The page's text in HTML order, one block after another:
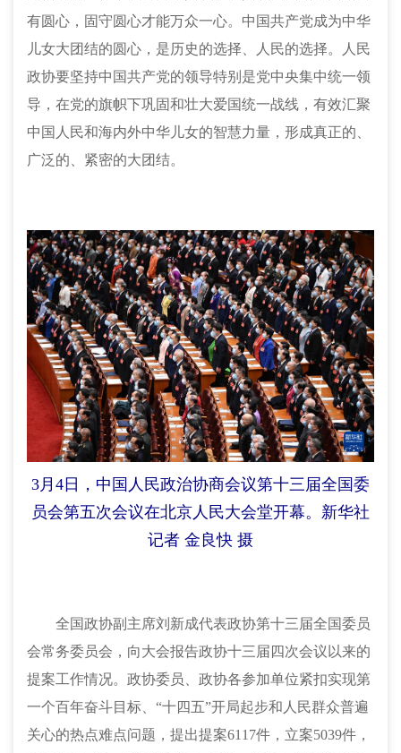
有圆心，固守圆心才能万众一心。中国共产党成为中华
儿女大团结的圆心，是历史的选择、人民的选择。人民
政协要坚持中国共产党的领导特别是党中央集中统一领
导，在党的旗帜下巩固和壮大爱国统一战线，有效汇聚
中国人民和海内外中华儿女的智慧力量，形成真正的、
广泛的、紧密的大团结。
3月4日，中国人民政治协商会议第十三届全国委
员会第五次会议在北京人民大会堂开幕。新华社
记者 金良快 摄
全国政协副主席刘新成代表政协第十三届全国委员
会常务委员会，向大会报告政协十三届四次会议以来的
提案工作情况。政协委员、政协各参加单位紧扣实现第
一个百年奋斗目标、“十四五”开局起步和人民群众普遍
关心的热点难点问题，提出提案6117件，立案5039件，